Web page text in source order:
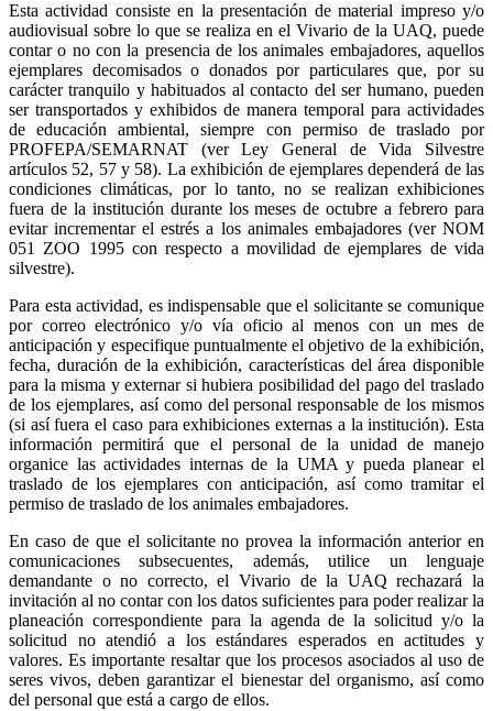
Esta actividad consiste en la presentación de material impreso y/o
audiovisual sobre lo que se realiza en el Vivario de la UAQ, puede
contar o no con la presencia de los animales embajadores, aquellos
ejemplares decomisados o donados por particulares que, por su
carácter tranquilo y habituados al contacto del ser humano, pueden
ser transportados y exhibidos de manera temporal para actividades
de educación ambiental, siempre con permiso de traslado por
PROFEPA/SEMARNAT (ver Ley General de Vida Silvestre
artículos 52, 57 y 58). La exhibición de ejemplares dependerá de las
condiciones climáticas, por lo tanto, no se realizan exhibiciones
fuera de la institución durante los meses de octubre a febrero para
evitar incrementar el estrés a los animales embajadores (ver NOM
051 ZOO 1995 con respecto a movilidad de ejemplares de vida
silvestre).
Para esta actividad, es indispensable que el solicitante se comunique
por correo electrónico y/o vía oficio al menos con un mes de
anticipación y especifique puntualmente el objetivo de la exhibición,
fecha, duración de la exhibición, características del área disponible
para la misma y externar si hubiera posibilidad del pago del traslado
de los ejemplares, así como del personal responsable de los mismos
(si así fuera el caso para exhibiciones externas a la institución). Esta
información permitirá que el personal de la unidad de manejo
organice las actividades internas de la UMA y pueda planear el
traslado de los ejemplares con anticipación, así como tramitar el
permiso de traslado de los animales embajadores.
En caso de que el solicitante no provea la información anterior en
comunicaciones subsecuentes, además, utilice un lenguaje
demandante o no correcto, el Vivario de la UAQ rechazará la
invitación al no contar con los datos suficientes para poder realizar la
planeación correspondiente para la agenda de la solicitud y/o la
solicitud no atendió a los estándares esperados en actitudes y
valores. Es importante resaltar que los procesos asociados al uso de
seres vivos, deben garantizar el bienestar del organismo, así como
del personal que está a cargo de ellos.